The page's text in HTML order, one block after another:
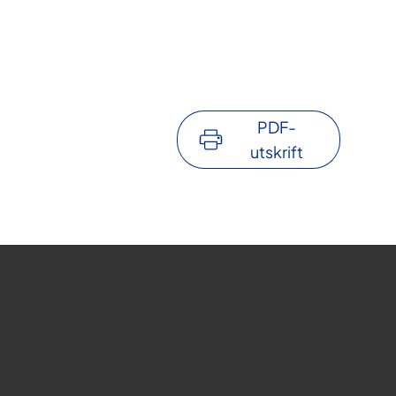
PDF-
utskrift